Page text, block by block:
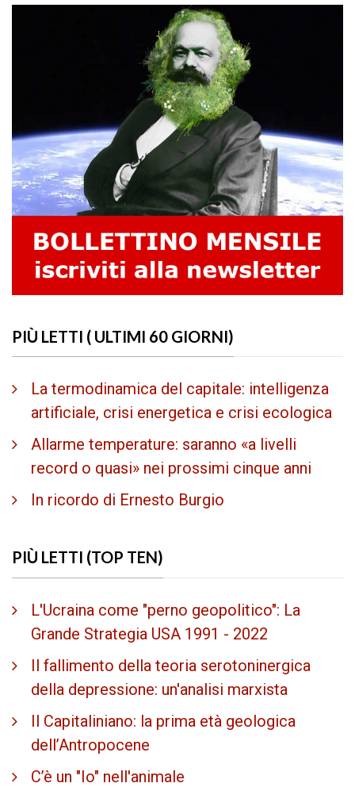
PIÙ LETTI ( ULTIMI 60 GIORNI)
La termodinamica del capitale: intelligenza
artificiale, crisi energetica e crisi ecologica
Allarme temperature: saranno «a livelli
record o quasi» nei prossimi cinque anni
In ricordo di Ernesto Burgio
PIÙ LETTI (TOP TEN)
L'Ucraina come "perno geopolitico": La
Grande Strategia USA 1991 - 2022
Il fallimento della teoria serotoninergica
della depressione: un'analisi marxista
Il Capitaliniano: la prima età geologica
dell’Antropocene
C’è un "Io" nell'animale